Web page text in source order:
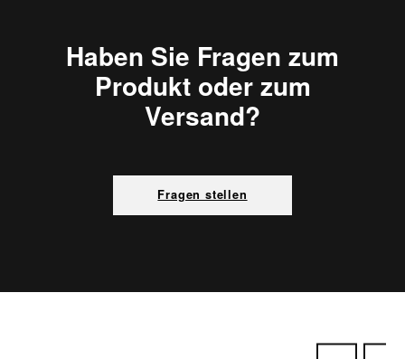
Haben Sie Fragen zum
Produkt oder zum
Versand?
Fragen stellen